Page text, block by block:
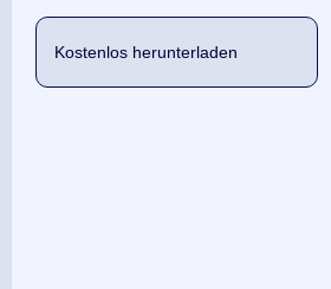
Kostenlos herunterladen